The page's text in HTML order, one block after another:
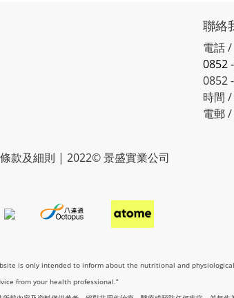
聯絡
電話 /
0852
0852
時間
電郵
款及細則 | 2022© 景盛實業公司
is only intended to inform about the nutritional and
from your health professional.”